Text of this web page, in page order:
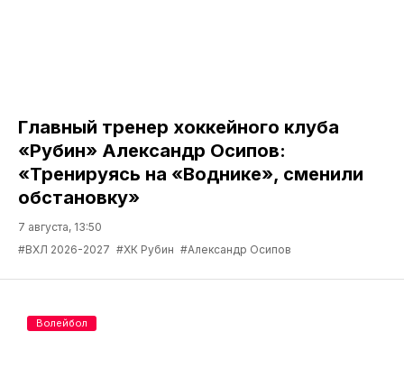
Главный тренер хоккейного клуба
«Рубин» Александр Осипов:
«Тренируясь на «Воднике», сменили
обстановку»
7 августа, 13:50
#ВХЛ 2026-2027 #ХК Рубин #Александр Осипов
Волейбол